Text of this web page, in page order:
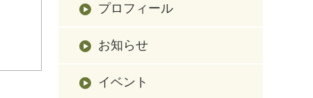
プロフィール
お知らせ
イベント